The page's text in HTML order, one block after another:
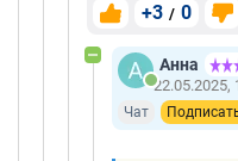
+3 / 0
Анна
22.05.2025,
Чат